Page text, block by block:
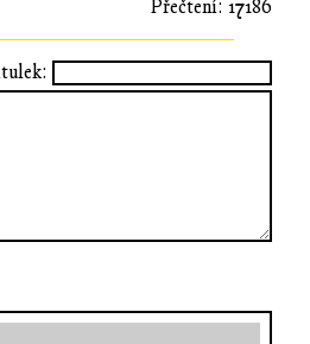
Přečtení: 17186